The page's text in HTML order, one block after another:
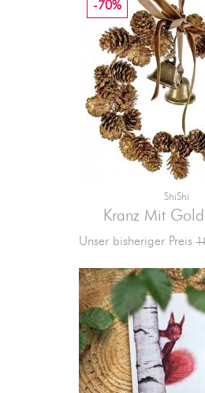
ShiShi
Kranz Mit
Unser bisheriger Preis
-70%